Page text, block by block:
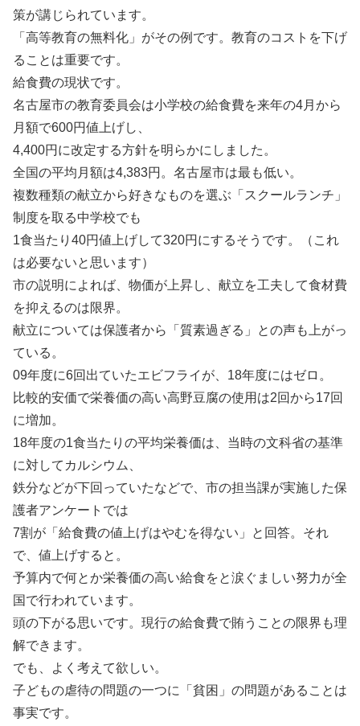
策が講じられています。
「高等教育の無料化」がその例です。教育のコストを下げ
ることは重要です。
給食費の現状です。
名古屋市の教育委員会は小学校の給食費を来年の4月から
月額で600円値上げし、
4,400円に改定する方針を明らかにしました。
全国の平均月額は4,383円。名古屋市は最も低い。
複数種類の献立から好きなものを選ぶ「スクールランチ」
制度を取る中学校でも
1食当たり40円値上げして320円にするそうです。（これ
は必要ないと思います）
市の説明によれば、物価が上昇し、献立を工夫して食材費
を抑えるのは限界。
献立については保護者から「質素過ぎる」との声も上がっ
ている。
09年度に6回出ていたエビフライが、18年度にはゼロ。
比較的安価で栄養価の高い高野豆腐の使用は2回から17回
に増加。
18年度の1食当たりの平均栄養価は、当時の文科省の基準
に対してカルシウム、
鉄分などが下回っていたなどで、市の担当課が実施した保
護者アンケートでは
7割が「給食費の値上げはやむを得ない」と回答。それ
で、値上げすると。
予算内で何とか栄養価の高い給食をと涙ぐましい努力が全
国で行われています。
頭の下がる思いです。現行の給食費で賄うことの限界も理
解できます。
でも、よく考えて欲しい。
子どもの虐待の問題の一つに「貧困」の問題があることは
事実です。